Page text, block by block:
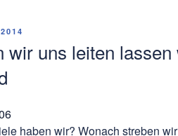
wir uns leiten
haben wir? Wonach streben